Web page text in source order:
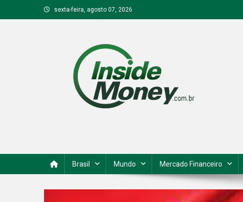
to
sexta-feira, agosto 07, 2026
Brasil Mundo Mercado Financeiro